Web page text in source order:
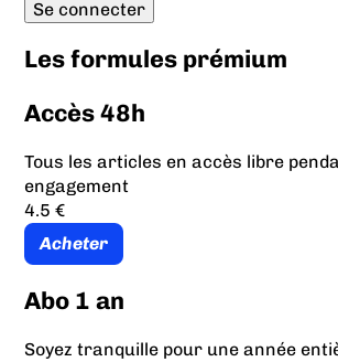
Les formules prémium
Accès 48h
Tous les articles en accès libre
engagement
4.5 €
Acheter
Abo 1 an
Soyez tranquille pour une année